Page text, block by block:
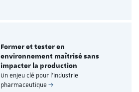
Former et tester en
environnement maîtrisé sans
impacter la production
Un enjeu clé pour l’industrie
pharmaceutique